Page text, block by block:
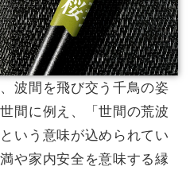
波間を飛び交う千鳥の姿
間に例え、「世間の荒波
いう意味が込められてい
や家内安全を意味する縁